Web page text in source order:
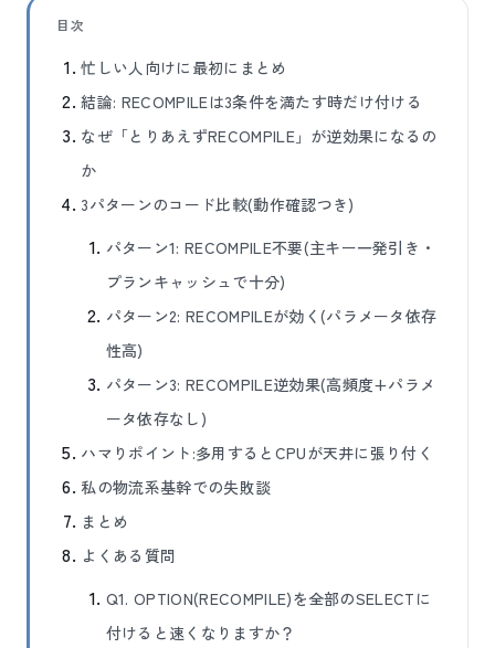
目次
忙しい人向けに最初にまとめ
結論: RECOMPILEは3条件を満たす時だけ付ける
なぜ「とりあえずRECOMPILE」が逆効果になるの
か
3パターンのコード比較(動作確認つき)
パターン1: RECOMPILE不要(主キー一発引き・
プランキャッシュで十分)
パターン2: RECOMPILEが効く(パラメータ依存
性高)
パターン3: RECOMPILE逆効果(高頻度+パラメ
ータ依存なし)
ハマりポイント:多用するとCPUが天井に張り付く
私の物流系基幹での失敗談
まとめ
よくある質問
Q1. OPTION(RECOMPILE)を全部のSELECTに
付けると速くなりますか？